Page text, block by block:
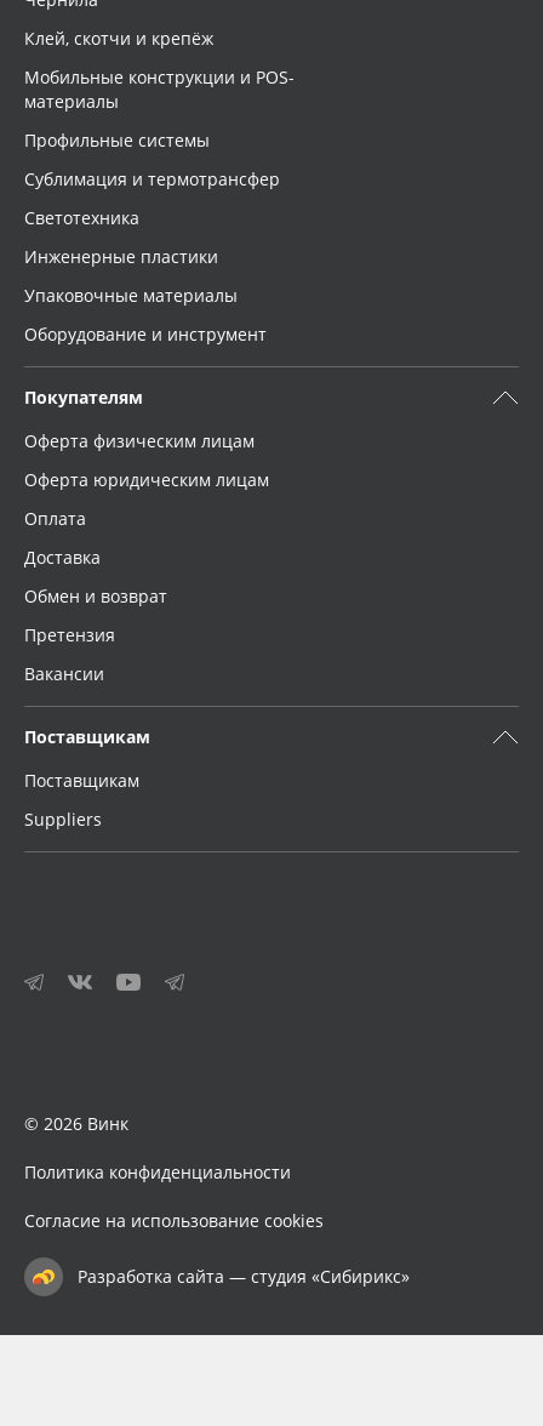
Клей, скотчи и крепёж
Мобильные конструкции и POS-
материалы
Профильные системы
Сублимация и термотрансфер
Светотехника
Инженерные пластики
Упаковочные материалы
Оборудование и инструмент
Покупателям
Оферта физическим лицам
Оферта юридическим лицам
Оплата
Доставка
Обмен и возврат
Претензия
Вакансии
Поставщикам
Поставщикам
Suppliers
© 2026 Винк
Политика конфиденциальности
Согласие на использование cookies
Разработка сайта — студия «Сибирикс»